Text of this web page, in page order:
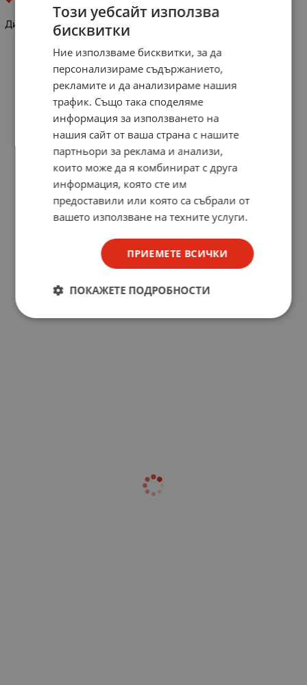
Дистанционно управление
Този уебсайт използва
бисквитки
Ние използваме бисквитки, за да
персонализираме съдържанието,
рекламите и да анализираме нашия
трафик. Също така споделяме
информация за използването на
нашия сайт от ваша страна с нашите
партньори за реклама и анализи,
които може да я комбинират с друга
информация, която сте им
предоставили или която са събрали от
вашето използване на техните услуги.
ПРИЕМЕТЕ ВСИЧКИ
ПОКАЖЕТЕ ПОДРОБНОСТИ